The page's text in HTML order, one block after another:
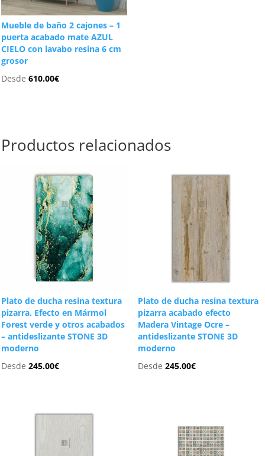
Mueble de baño 2 cajones – 1
puerta acabado mate AZUL
CIELO con lavabo resina 6 cm
grosor
Desde610.00€
Productos relacionados
Plato de ducha resina textura
pizarra. Efecto en Mármol
Forest verde y otros acabados
– antideslizante STONE 3D
moderno
Desde245.00€
Plato de ducha resina textura
pizarra acabado efecto
Madera Vintage Ocre –
antideslizante STONE 3D
moderno
Desde 245.00€